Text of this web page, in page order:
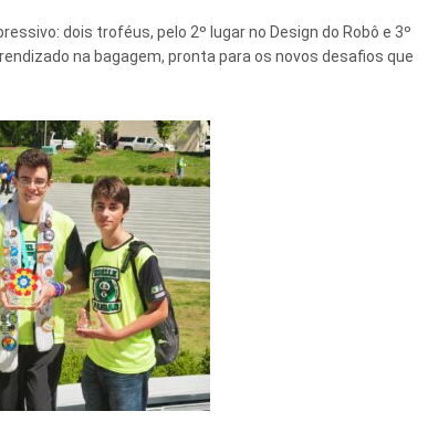
dois troféus, pelo 2º lugar no Design do Robô e 3º
na bagagem, pronta para os novos desafios que